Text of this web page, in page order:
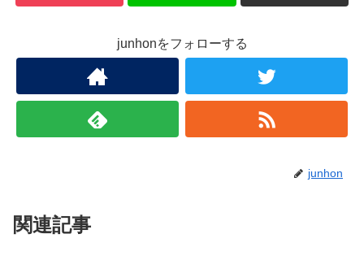
junhonをフォローする
junhon
関連記事